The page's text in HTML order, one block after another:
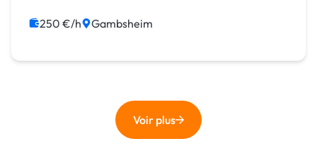
250 €/h Gambsheim
Voir plus